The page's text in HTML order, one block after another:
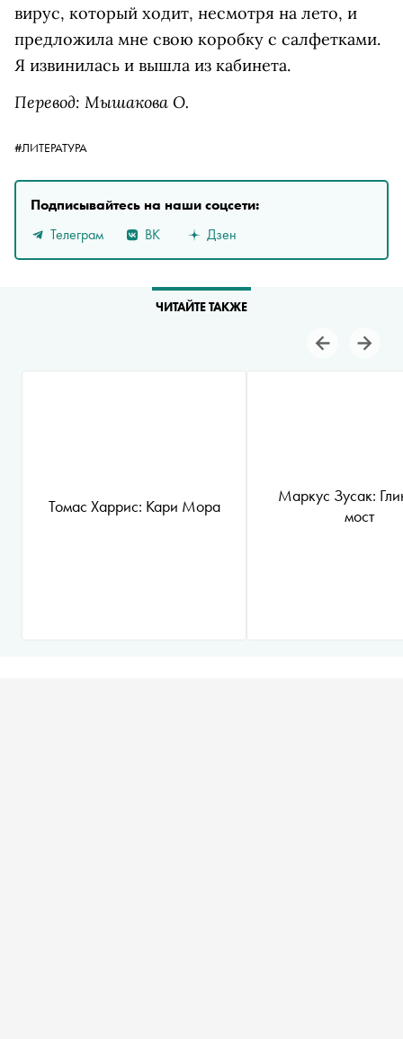
вирус, который ходит, несмотря на лето, и
предложила мне свою коробку с салфетками.
Я извинилась и вышла из кабинета.
Перевод: Мышакова О.
#ЛИТЕРАТУРА
Подписывайтесь на наши соцсети:
Телеграм
ВК Дзен
ЧИТАЙТЕ ТАКЖЕ
Томас Харрис: Кари Мора
Маркус Зусак:
мост